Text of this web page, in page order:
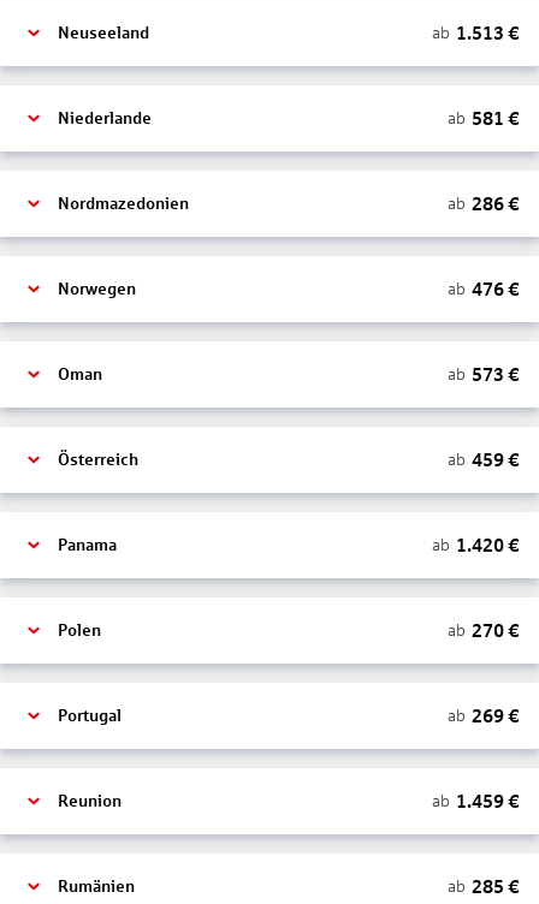
Neuseeland ab 1.513 €
Niederlande ab 581 €
Nordmazedonien ab 286€
Norwegen ab 476€
Oman ab 573 €
Österreich ab 459€
Panama ab 1.420€
Polen ab 270€
Portugal ab 269€
Reunion ab 1.459€
Rumänien ab 285 €